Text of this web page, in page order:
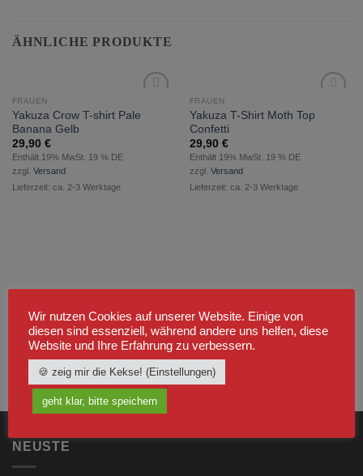
ÄHNLICHE PRODUKTE
Wunschliste
FRAUEN
Yakuza Crow T-shirt Pale
Banana Gelb
29,90 €
Enthält 19% MwSt. 19 % DE
zzgl. Versand
Lieferzeit: ca. 2-3 Werktage
Wunschliste
FRAUEN
Yakuza T-Shirt Moth Top
Confetti
29,90 €
Enthält 19% MwSt. 19 % DE
zzgl. Versand
Lieferzeit: ca. 2-3 Werktage
NEUSTE
Wir nutzen Cookies auf unserer Website. Einige von
diesen sind essenziell, während andere uns helfen, diese
Website und Ihre Erfahrung zu verbessern.
🍪 zeig mir die Kekse! (Einstellungen)
geht klar, bitte speichern